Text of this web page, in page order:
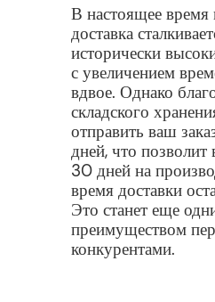
В настоящее
доставка
исторически
с увеличением
вдвое. Однако
складского
отправить ваш
дней, что позволит
30 дней на
время доставки
Это станет еще
преимуществом
конкурентами.